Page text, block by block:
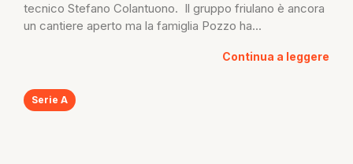
tecnico Stefano Colantuono. Il gruppo friulano è ancora
un cantiere aperto ma la famiglia Pozzo ha...
Continua a leggere
Serie A